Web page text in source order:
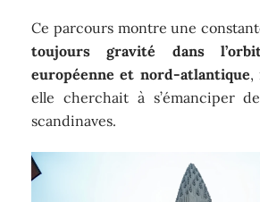
Ce parcours montre une
toujours gravité dans
européenne et nord-atlantique,
elle cherchait à s’émanciper
scandinaves.